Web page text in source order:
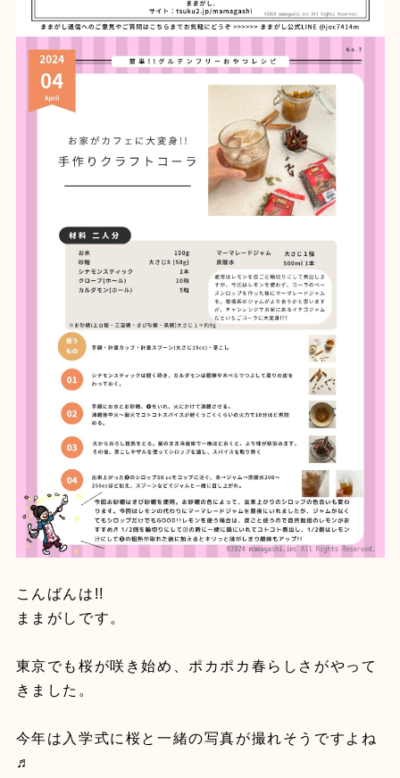
こんばんは!!
ままがしです。
東京でも桜が咲き始め、ポカポカ春らしさがやって
きました。
今年は入学式に桜と一緒の写真が撮れそうですよね
♬